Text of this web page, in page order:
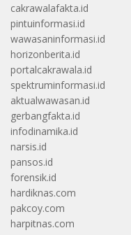
cakrawalafakta.id
pintuinformasi.id
wawasaninformasi.id
horizonberita.id
portalcakrawala.id
spektruminformasi.id
aktualwawasan.id
gerbangfakta.id
infodinamika.id
narsis.id
pansos.id
forensik.id
hardiknas.com
pakcoy.com
harpitnas.com